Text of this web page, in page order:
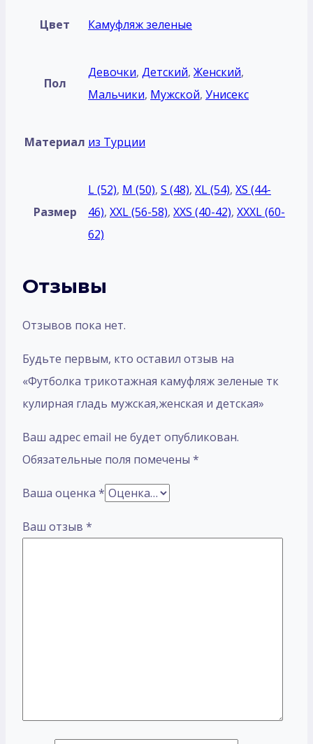
Цвет Камуфляж зеленые
Пол
Девочки, Детский, Женский,
Мальчики, Мужской, Унисекс
Материал из Турции
Размер
L (52), M (50), S (48), XL (54), XS (44-
46), XXL (56-58), XXS (40-42), XXXL (60-
62)
Отзывы
Отзывов пока нет.
Будьте первым, кто оставил отзыв на
«Футболка трикотажная камуфляж зеленые тк
кулирная гладь мужская,женская и детская»
Ваш адрес email не будет опубликован.
Обязательные поля помечены *
Ваша оценка *
Ваш отзыв *